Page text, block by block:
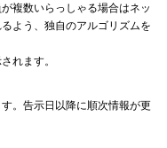
複数いらっしゃる場合はネッ
よう、独自のアルゴリズムを
れます。
。告示日以降に順次情報が更